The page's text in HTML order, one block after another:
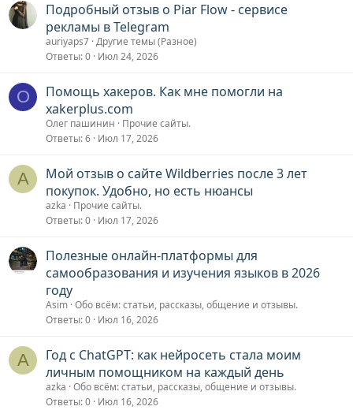
Подробный отзыв о Piar Flow - сервисе
рекламы в Telegram
auriyaps7 Другие темы (Разное)
Ответы 0 Июл 24, 2026
О
Помощь хакеров. Как мне помогли на
xakerplus.com
Олег пашинин
Прочие сайты.
Ответы 6 Июл 17, 2026
A
Мой отзыв о сайте Wildberries после 3 лет
покупок. Удобно, но есть нюансы
azka
Прочие сайты.
Ответы 0 Июл 17, 2026
Полезные онлайн-платформы для
самообразования и изучения языков в 2026
году
Asim Обо всём: статьи, рассказы, общение и отзывы.
Ответы 0 Июл 16, 2026
A
Год с ChatGPT: как нейросеть стала моим
личным помощником на каждый день
azka Обо всём: статьи, рассказы, общение и отзывы.
Ответы 0 Июл 16, 2026